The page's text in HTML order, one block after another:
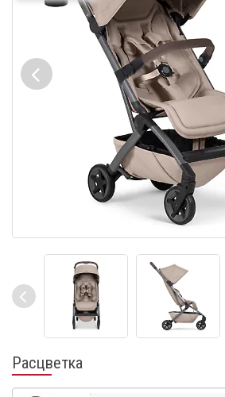
Расцветка